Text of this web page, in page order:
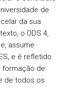
de
da sua
o ODS 4,
assume
e é refletido
formação de
de todos os